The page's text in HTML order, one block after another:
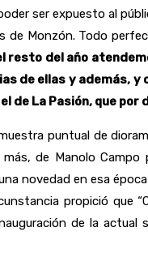
ser expuesto al
Monzón. Todo
resto del año
de ellas y además,
de La Pasión, que
puntual de
más, de Manolo
novedad en esa
propició que
de la